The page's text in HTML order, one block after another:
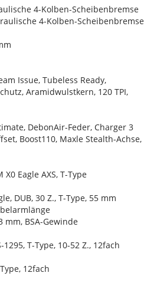
4-Kolben-Scheibenbremse
4-Kolben-Scheibenbremse
Issue, Tubeless Ready,
Aramidwulstkern, 120 TPI,
DebonAir-Feder, Charger 3
Boost110, Maxle Stealth-Achse,
Eagle AXS, T-Type
DUB, 30 Z., T-Type, 55 mm
mm, BSA-Gewinde
1295, T-Type, 10-52 Z., 12fach
12fach